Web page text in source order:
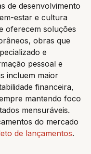
de desenvolvimento
estar e cultura
oferecem soluções
obras que
e
pessoal e
incluem maior
financeira,
mantendo foco
mensuráveis.
do mercado
de lançamentos.